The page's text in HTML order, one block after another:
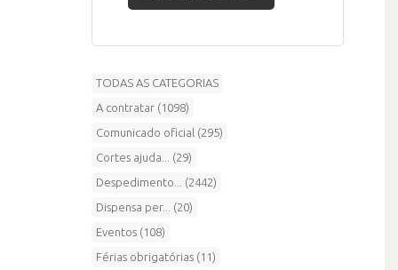
TODAS AS CATEGORIAS
A contratar (1098)
Comunicado oficial (295)
Cortes ajuda... (29)
Despedimento... (2442)
Dispensa per... (20)
Eventos (108)
Férias obrigatórias (11)